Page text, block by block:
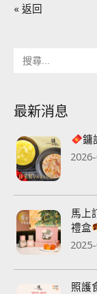
« 返回
Search
for:
最新消息
鏞
馬上
禮盒
照護